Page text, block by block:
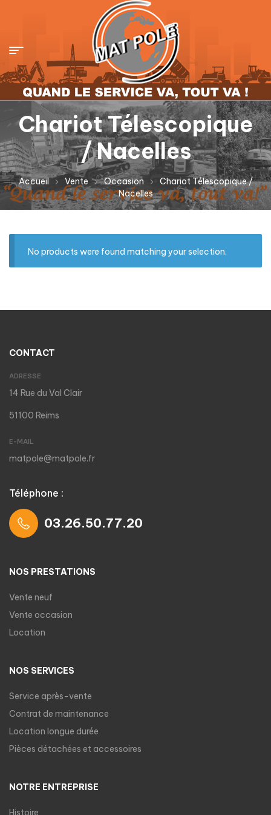
Chariot Télescopique
/ Nacelles
Accueil Vente Occasion
Chariot Télescopique /
Nacelles
No products were found matching your selection.
CONTACT
ADRESSE
14 Rue du Val Clair
51100 Reims
E-MAIL
matpole@matpole.fr
Téléphone :
03.26.50.77.20
NOS PRESTATIONS
Vente neuf
Vente occasion
Location
NOS SERVICES
Service après-vente
Contrat de maintenance
Location longue durée
Pièces détachées et accessoires
NOTRE ENTREPRISE
Histoire